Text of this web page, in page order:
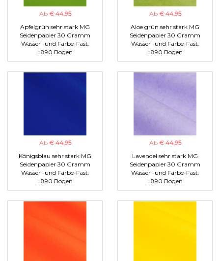
Ab € 44,95
Apfelgrün sehr stark MG
Seidenpapier 30 Gramm
Wasser -und Farbe-Fast.
±890 Bogen
Ab € 44,95
Aloe grün sehr stark MG
Seidenpapier 30 Gramm
Wasser -und Farbe-Fast.
±890 Bogen
Ab € 44,95
Königsblau sehr stark MG
Seidenpapier 30 Gramm
Wasser -und Farbe-Fast.
±890 Bogen
Ab € 44,95
Lavendel sehr stark MG
Seidenpapier 30 Gramm
Wasser -und Farbe-Fast.
±890 Bogen